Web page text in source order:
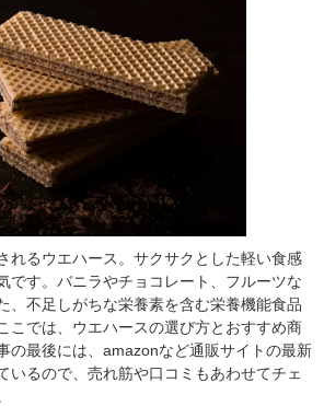
れるウエハース。サクサクとした軽い食感
です。バニラやチョコレート、フルーツな
、不足しがちな栄養素を含む栄養機能食品
こでは、ウエハースの選び方とおすすめ商
の最後には、amazonなど通販サイトの最新
いるので、売れ筋や口コミもあわせてチェ